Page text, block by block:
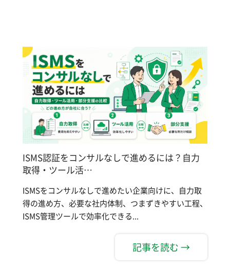
ISMS認証をコンサルなしで進めるには？自力
取得・ツール活…
ISMSをコンサルなしで進めたい企業向けに、自力取
得の進め方、必要な社内体制、つまずきやすい工程、
ISMS管理ツールで効率化できる...
記事を読む →